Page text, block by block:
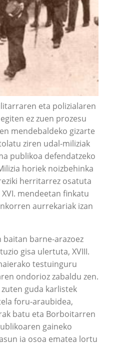
eta polizialaren
ez zuen prozesu
mendebaldeko gizarte
ziren udal-miliziak
publikoa defendatzeko
horiek noizbehinka
herritarrez osatuta
mendeetan finkatu
aurrekariak izan
baitan barne-arazoez
gisa ulertuta, XVIII.
testuinguru
ondorioz zabaldu zen.
guda karlistek
foru-araubidea,
batu eta Borboitarren
gaineko
ia osoa ematea lortu